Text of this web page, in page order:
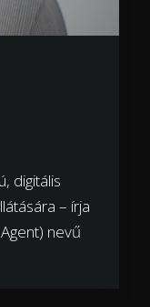
digitális
– írja
nevű